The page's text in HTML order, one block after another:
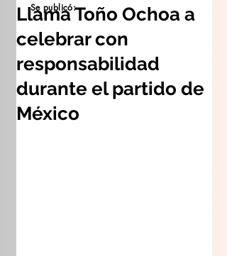
Llama Toño Ochoa a
celebrar con
responsabilidad
durante el partido de
México
Se publicó: